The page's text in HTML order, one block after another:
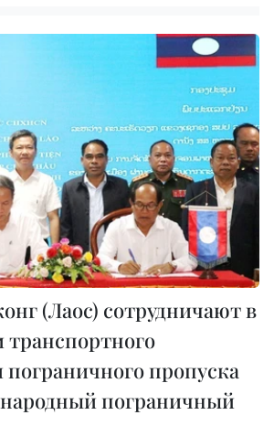
(Лаос) сотрудничают в
транспортного
пропуска
пограничный